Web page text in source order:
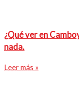
¿Qué ver en
nada.
Leer más »